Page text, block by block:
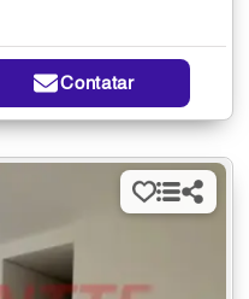
Contatar